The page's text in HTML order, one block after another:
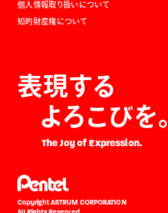
個人情報取り扱いについて
知的財産権について
表現する
よろこびを。
The Joy of Expression.
Copyright ASTRUM CORPORATION